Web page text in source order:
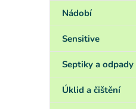
Nádobí
Sensitive
Septiky a odpady
Úklid a čištění